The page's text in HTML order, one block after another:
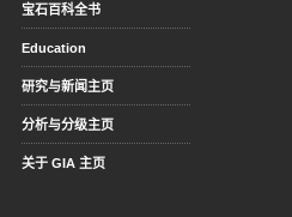
宝石百科全书
Education
研究与新闻主页
分析与分级主页
关于 GIA 主页